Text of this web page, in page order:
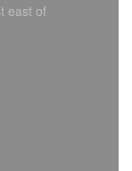
east of